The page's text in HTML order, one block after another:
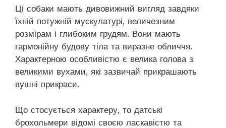
Ці собаки мають дивовижний вигляд завдяки
їхній потужній мускулатурі, величезним
розмірам і глибоким грудям. Вони мають
гармонійну будову тіла та виразне обличчя.
Характерною особливістю є велика голова з
великими вухами, які зазвичай прикрашають
вушні прикраси.
Що стосується характеру, то датські
брохольмери відомі своєю ласкавістю та